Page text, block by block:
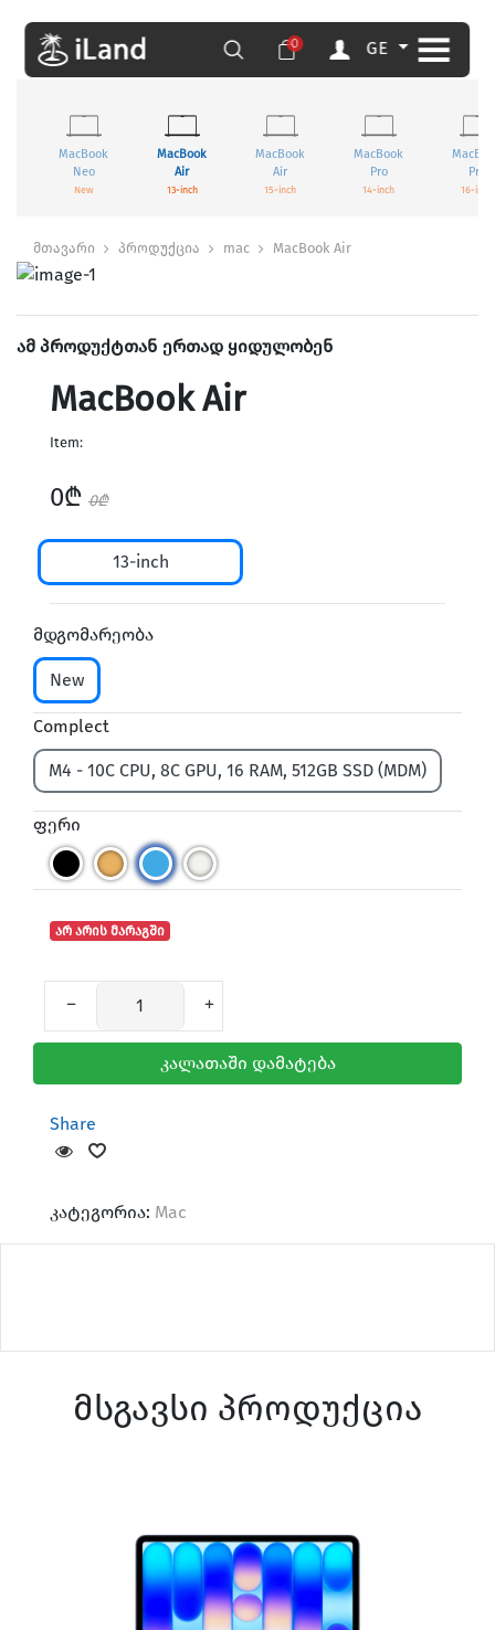
0 GE
MacBook
Neo
New
MacBook
Air
13-inch
MacBook
Air
15-inch
MacBook
Pro
14-inch
Pro
16-inch
მთავარი პროდუქცია mac MacBook Air
ამ პროდუქტთან ერთად ყიდულობენ
MacBook Air
Item:
0₾ 0₾
13-inch
მდგომარეობა
New
Complect
M4 - 10C CPU, 8C GPU, 16 RAM, 512GB SSD (MDM)
ფერი
არ არის მარაგში
კალათაში დამატება
Share
კატეგორია: Mac
მსგავსი პროდუქცია